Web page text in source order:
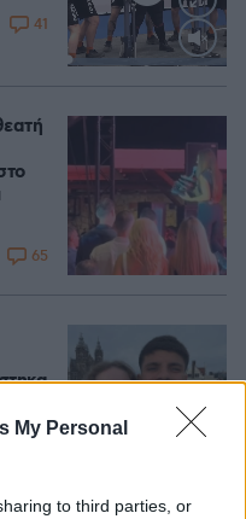
My Personal
to third parties, or
Loaded
41
65
312